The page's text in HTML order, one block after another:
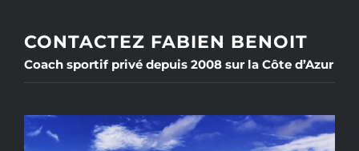
CONTACTEZ FABIEN BENOIT
Coach sportif privé depuis 2008 sur la Côte d’Azur